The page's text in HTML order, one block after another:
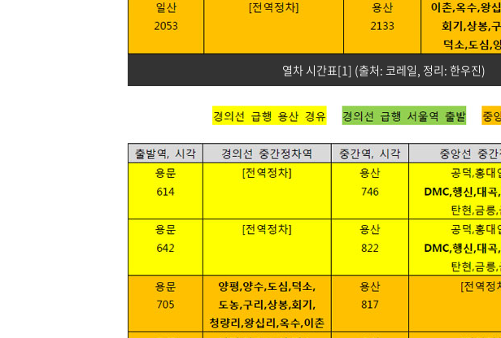
열차 시간표[1] (출처: 코레일, 정리: 한우진)